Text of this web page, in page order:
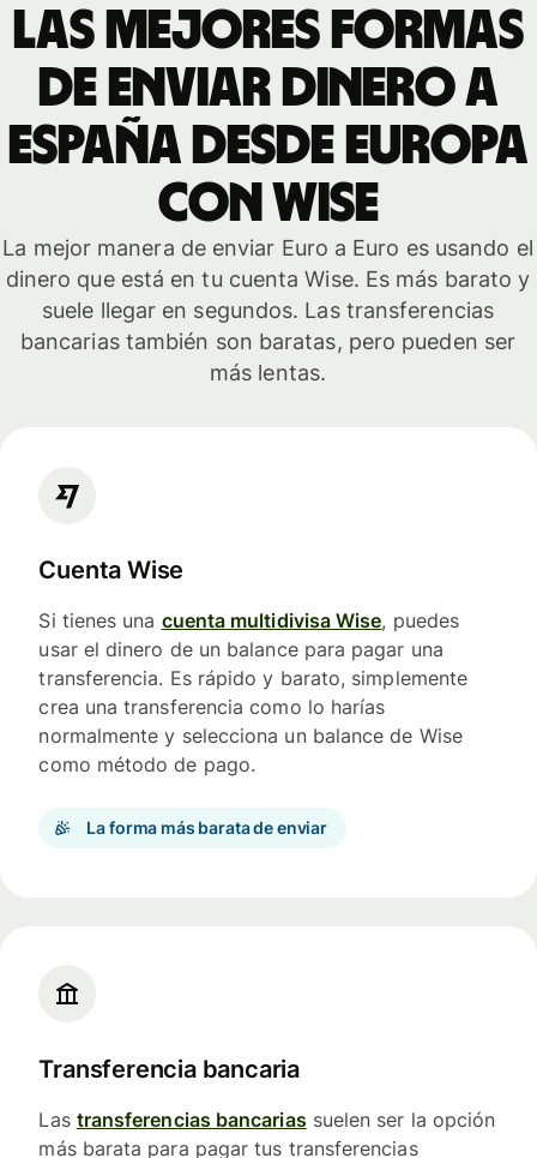
Las mejores formas
de enviar dinero a
España desde Europa
con WISE
La mejor manera de enviar Euro a Euro es usando el
dinero que está en tu cuenta Wise. Es más barato y
suele llegar en segundos. Las transferencias
bancarias también son baratas, pero pueden ser
más lentas.
Cuenta Wise
Si tienes una cuenta multidivisa Wise, puedes
usar el dinero de un balance para pagar una
transferencia. Es rápido y barato, simplemente
crea una transferencia como lo harías
normalmente y selecciona un balance de Wise
como método de pago.
La forma más barata de enviar
Transferencia bancaria
Las transferencias bancariassuelen ser la opción
más barata para pagar tus transferencias